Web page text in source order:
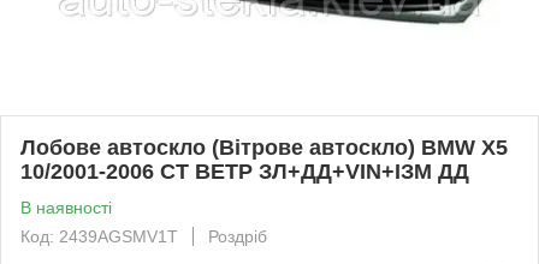
Лобове автоскло (Вітрове автоскло) BMW X5
10/2001-2006 СТ ВЕТР ЗЛ+ДД+VIN+ІЗМ ДД
В наявності
Код: 2439AGSMV1T
Роздріб